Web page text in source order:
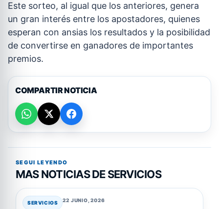
Este sorteo, al igual que los anteriores, genera
un gran interés entre los apostadores, quienes
esperan con ansias los resultados y la posibilidad
de convertirse en ganadores de importantes
premios.
COMPARTIR NOTICIA
SEGUI LEYENDO
MAS NOTICIAS DE SERVICIOS
SERVICIOS 22 JUNIO, 2026